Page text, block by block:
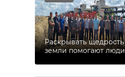
Раскрывать щедрость
земли помогают люди